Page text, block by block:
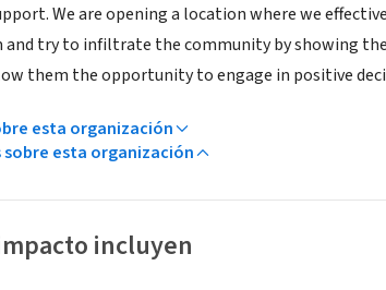
We are opening a location where we
and try to infiltrate the community by showing
them the opportunity to engage in positive
esta organización
sobre esta organización
incluyen